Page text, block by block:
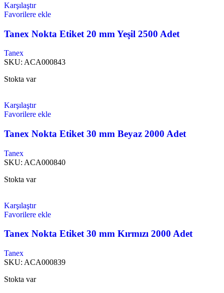
Karşılaştır
Favorilere ekle
Tanex Nokta Etiket 20 mm Yeşil 2500 Adet
Tanex
SKU: ACA000843
Stokta var
Karşılaştır
Favorilere ekle
Tanex Nokta Etiket 30 mm Beyaz 2000 Adet
Tanex
SKU: ACA000840
Stokta var
Karşılaştır
Favorilere ekle
Tanex Nokta Etiket 30 mm Kırmızı 2000 Adet
Tanex
SKU: ACA000839
Stokta var